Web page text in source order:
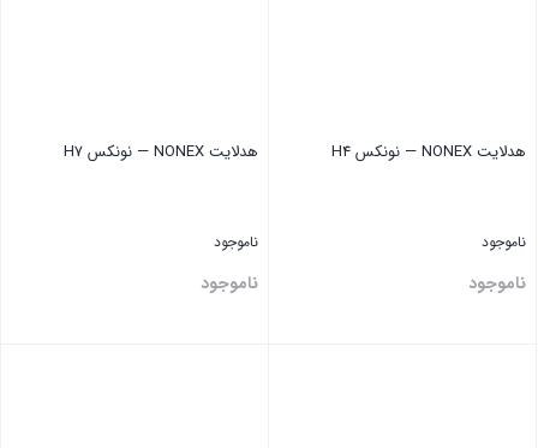
هدلایت NONEX — نونکس H4
ناموجود
ناموجود
هدلایت NONEX — نونکس H7
ناموجود
ناموجود